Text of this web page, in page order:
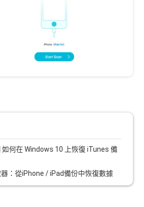
如何在 Windows 10 上恢復 iTunes 備
：從iPhone / iPad備份中恢復數據